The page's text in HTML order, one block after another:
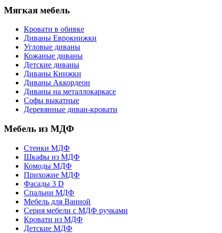
Мягкая мебель
Кровати в обивке
Диваны Еврокнижки
Угловые диваны
Кожаные диваны
Детские диваны
Диваны Книжки
Диваны Аккордеон
Диваны на металлокаркасе
Софы выкатные
Деревянные диван-кровати
Мебель из МДФ
Стенки МДФ
Шкафы из МДФ
Комоды МДФ
Прихожие МДФ
Фасады 3 D
Спальни МДФ
Мебель для Ванной
Серия мебели с МДФ ручками
Кровати из МДФ
Детские МДФ